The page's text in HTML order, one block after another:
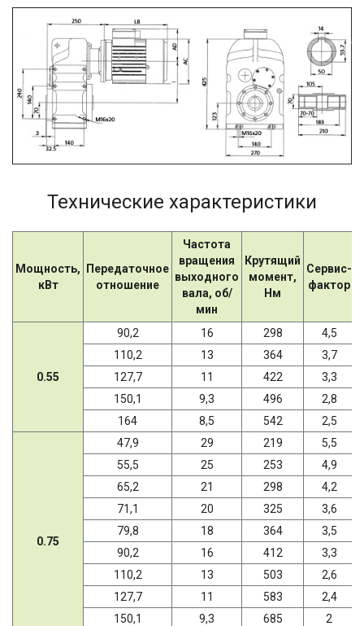
Технические характеристики
Мощность,
кВт
Передаточное
отношение
Частота
вращения
выходного
вала, об/
мин
Крутящий
момент,
Нм
Сервис-
фактор
0.55
90,2 16 298
4,5
110,2
13 364
3,7
127,7
11 422
3,3
150,1
9,3 496
2,8
164
8,5 542 2,5
0.75
47,9 29 219
5,5
55,5
25 253
4,9
65,2
21 298
4,2
71,1
20 325
3,6
79,8
18 364
3,5
90,2
16 412
3,3
110,2
13 503
2,6
127,7
11 583
2,4
150,1
9,3 685
2